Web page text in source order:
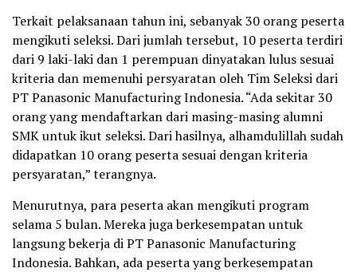
Terkait pelaksanaan tahun ini, sebanyak 30 orang peserta
mengikuti seleksi. Dari jumlah tersebut, 10 peserta terdiri
dari 9 laki-laki dan 1 perempuan dinyatakan lulus sesuai
kriteria dan memenuhi persyaratan oleh Tim Seleksi dari
PT Panasonic Manufacturing Indonesia. “Ada sekitar 30
orang yang mendaftarkan dari masing-masing alumni
SMK untuk ikut seleksi. Dari hasilnya, alhamdulillah sudah
didapatkan 10 orang peserta sesuai dengan kriteria
persyaratan,” terangnya.
Menurutnya, para peserta akan mengikuti program
selama 5 bulan. Mereka juga berkesempatan untuk
langsung bekerja di PT Panasonic Manufacturing
Indonesia. Bahkan, ada peserta yang berkesempatan